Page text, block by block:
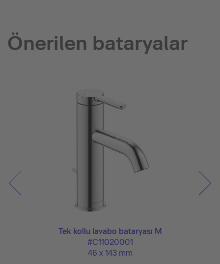
Önerilen bataryalar
Tek kollu lavabo bataryası M
#C11020001
46 x 143 mm